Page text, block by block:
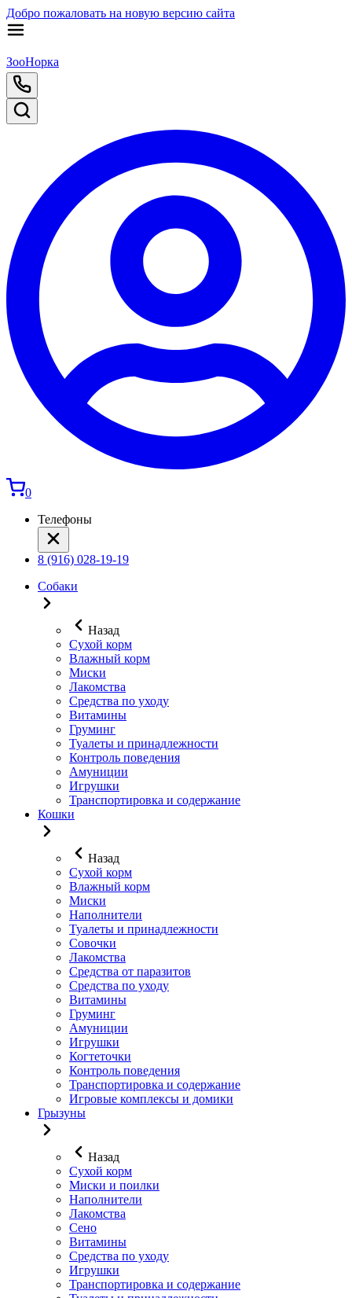
Добро пожаловать на новую версию сайта
ЗооНорка
0
Телефоны
8 (916) 028-19-19
Собаки
Назад
Сухой корм
Влажный корм
Миски
Лакомства
Средства по уходу
Витамины
Груминг
Туалеты и принадлежности
Контроль поведения
Амуниции
Игрушки
Транспортировка и содержание
Кошки
Назад
Сухой корм
Влажный корм
Миски
Наполнители
Туалеты и принадлежности
Совочки
Лакомства
Средства от паразитов
Средства по уходу
Витамины
Груминг
Амуниции
Игрушки
Когтеточки
Контроль поведения
Транспортировка и содержание
Игровые комплексы и домики
Грызуны
Назад
Сухой корм
Миски и поилки
Наполнители
Лакомства
Сено
Витамины
Средства по уходу
Игрушки
Транспортировка и содержание